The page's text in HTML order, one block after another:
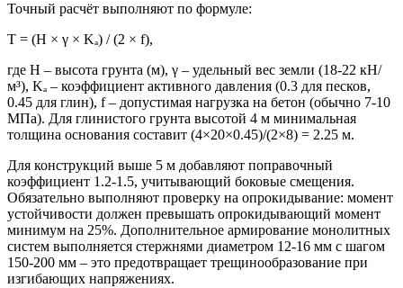
Точный расчёт выполняют по формуле:
T = (H × γ × Kₐ) / (2 × f),
где H – высота грунта (м), γ – удельный вес земли (18-22 кН/
м³), Kₐ – коэффициент активного давления (0.3 для песков,
0.45 для глин), f – допустимая нагрузка на бетон (обычно 7-10
МПа). Для глинистого грунта высотой 4 м минимальная
толщина основания составит (4×20×0.45)/(2×8) = 2.25 м.
Для конструкций выше 5 м добавляют поправочный
коэффициент 1.2-1.5, учитывающий боковые смещения.
Обязательно выполняют проверку на опрокидывание: момент
устойчивости должен превышать опрокидывающий момент
минимум на 25%. Дополнительное армирование монолитных
систем выполняется стержнями диаметром 12-16 мм с шагом
150-200 мм – это предотвращает трещинообразование при
изгибающих напряжениях.